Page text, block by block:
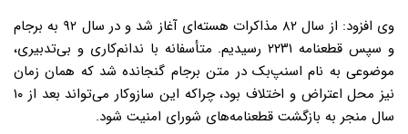
وی افزود: از سال ۸۲ مذاکرات هسته‌ای آغاز شد و در سال ۹۲ به برجام
و سپس قطعنامه ۲۲۳۱ رسیدیم. متأسفانه با ندانم‌کاری و بی‌تدبیری،
موضوعی به نام اسنپ‌بک در متن برجام گنجانده شد که همان زمان
نیز محل اعتراض و اختلاف بود، چراکه این سازوکار می‌تواند بعد از ۱۰
سال منجر به بازگشت قطعنامه‌های شورای امنیت شود.